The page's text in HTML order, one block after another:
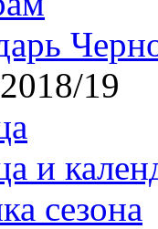
19
и
сезона